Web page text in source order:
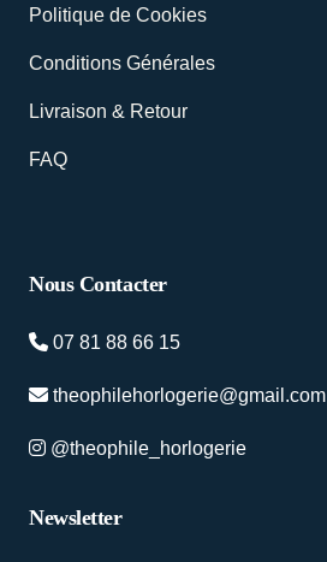
Politique de Cookies
Conditions Générales
Livraison & Retour
FAQ
Nous Contacter
07 81 88 66 15
theophilehorlogerie@gmail.com
@theophile_horlogerie
Newsletter